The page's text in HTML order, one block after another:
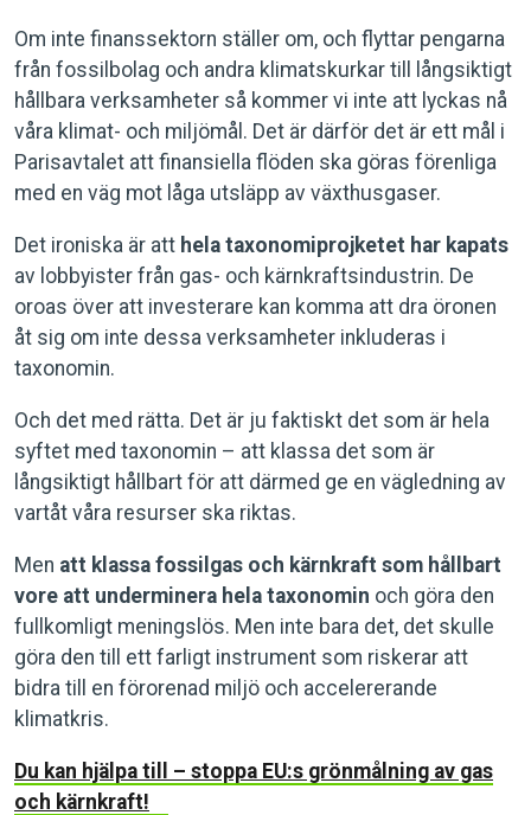
Om inte finanssektorn ställer om, och flyttar pengarna
från fossilbolag och andra klimatskurkar till långsiktigt
hållbara verksamheter så kommer vi inte att lyckas nå
våra klimat- och miljömål. Det är därför det är ett mål i
Parisavtalet att finansiella flöden ska göras förenliga
med en väg mot låga utsläpp av växthusgaser.
Det ironiska är att hela taxonomiprojketet har kapats
av lobbyister från gas- och kärnkraftsindustrin. De
oroas över att investerare kan komma att dra öronen
åt sig om inte dessa verksamheter inkluderas i
taxonomin.
Och det med rätta. Det är ju faktiskt det som är hela
syftet med taxonomin – att klassa det som är
långsiktigt hållbart för att därmed ge en vägledning av
vartåt våra resurser ska riktas.
Men att klassa fossilgas och kärnkraft som hållbart
vore att underminera hela taxonomin och göra den
fullkomligt meningslös. Men inte bara det, det skulle
göra den till ett farligt instrument som riskerar att
bidra till en förorenad miljö och accelererande
klimatkris.
Du kan hjälpa till – stoppa EU:s grönmålning av gas
och kärnkraft!